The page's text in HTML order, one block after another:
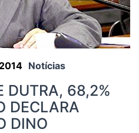
Notícias
DUTRA, 68,2%
DECLARA
DINO